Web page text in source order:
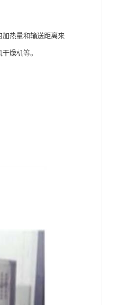
热量和输送距离来
燥机等。